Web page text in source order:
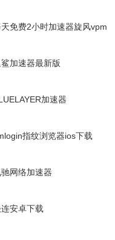
免费2小时加速器旋风vpm
加速器最新版
加速器
指纹浏览器ios下载
网络加速器
安卓下载